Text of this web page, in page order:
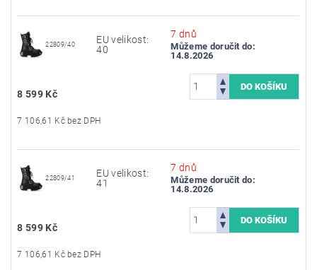
22809/40
EU velikost:
40
7 dnů
Můžeme doručit do:
14.8.2026
8 599 Kč
7 106,61 Kč bez DPH
22809/41
EU velikost:
41
7 dnů
Můžeme doručit do:
14.8.2026
8 599 Kč
7 106,61 Kč bez DPH